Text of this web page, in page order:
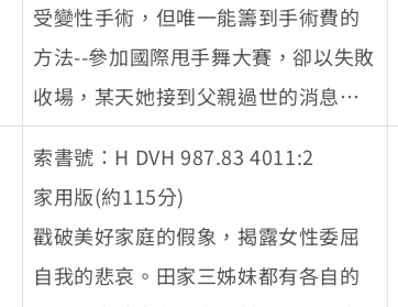
受變性手術，但唯一能籌到手術費的
方法--參加國際甩手舞大賽，卻以失敗
收場，某天她接到父親過世的消息，
並得知父親留下遺囑，只要她在父親
的49祭上表演傳統鼓舞，就能繼承這
筆財產，走投無路的申明只得回到故
鄉，遵從父親的遺願。
索書號：H DVH 987.83 4011:2
家用版(約115分)
戳破美好家庭的假象，揭露女性委屈
自我的悲哀。田家三姊妹都有各自的